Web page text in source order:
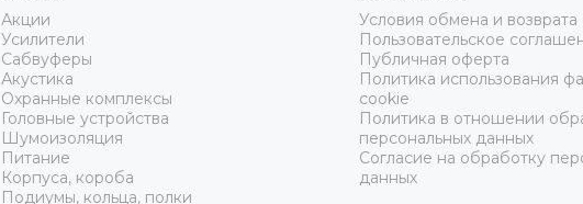
Акции
Усилители
Сабвуферы
Акустика
Охранные комплексы
Головные устройства
Шумоизоляция
Питание
Корпуса, короба
Подиумы, кольца, полки
Условия обмена и возврата
Пользовательское
Публичная оферта
Политика использования
cookie
Политика в отношении
персональных данных
Согласие на обработку
данных